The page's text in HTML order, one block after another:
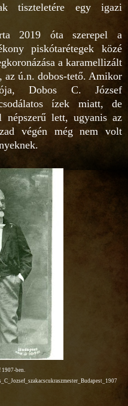
tiszteletére egy igazi
2019 óta szerepel a
piskótarétegek közé
a karamellizált
az ú.n. dobos-tető. Amikor
Dobos C. József
ízek miatt, de
népszerű lett, ugyanis az
végén még nem volt
ben.